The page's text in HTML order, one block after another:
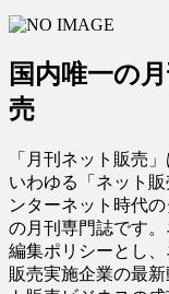
国内唯一の
売
「月刊ネット販売
いわゆる「ネット
ンターネット時代
の月刊専門誌です
編集ポリシーとし
販売実施企業の最